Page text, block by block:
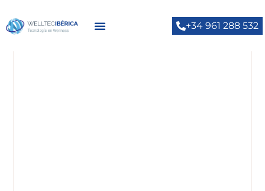
+34 961 288 532